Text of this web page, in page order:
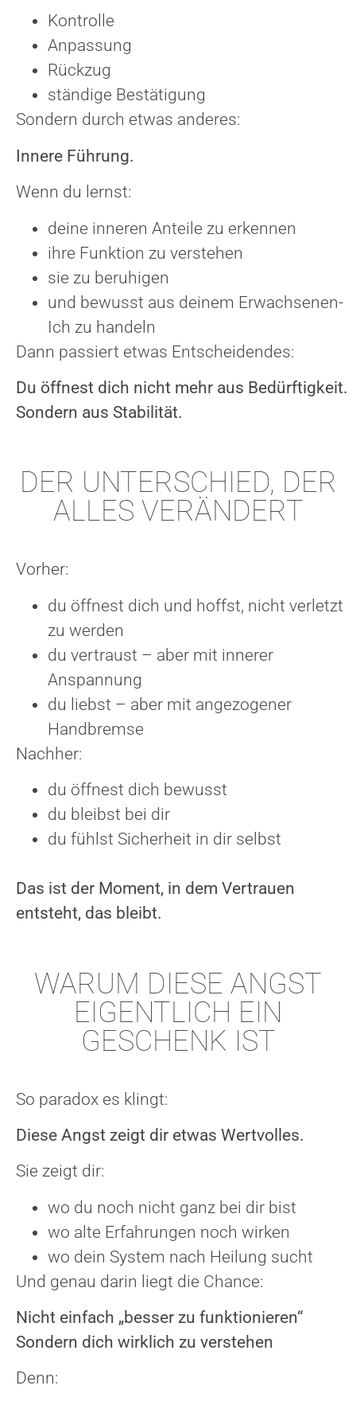
Kontrolle
Anpassung
Rückzug
ständige Bestätigung
Sondern durch etwas anderes:
Innere Führung.
Wenn du lernst:
deine inneren Anteile zu erkennen
ihre Funktion zu verstehen
sie zu beruhigen
und bewusst aus deinem Erwachsenen-
Ich zu handeln
Dann passiert etwas Entscheidendes:
Du öffnest dich nicht mehr aus Bedürftigkeit.
Sondern aus Stabilität.
DER UNTERSCHIED, DER
ALLES VERÄNDERT
Vorher:
du öffnest dich und hoffst, nicht verletzt
zu werden
du vertraust – aber mit innerer
Anspannung
du liebst – aber mit angezogener
Handbremse
Nachher:
du öffnest dich bewusst
du bleibst bei dir
du fühlst Sicherheit in dir selbst
Das ist der Moment, in dem Vertrauen
entsteht, das bleibt.
WARUM DIESE ANGST
EIGENTLICH EIN
GESCHENK IST
So paradox es klingt:
Diese Angst zeigt dir etwas Wertvolles.
Sie zeigt dir:
wo du noch nicht ganz bei dir bist
wo alte Erfahrungen noch wirken
wo dein System nach Heilung sucht
Und genau darin liegt die Chance:
Nicht einfach „besser zu funktionieren“
Sondern dich wirklich zu verstehen
Denn: